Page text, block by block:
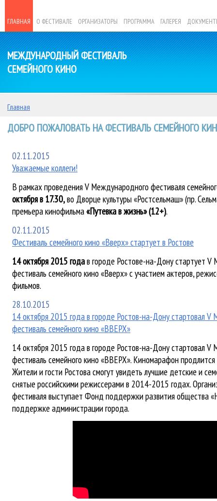
ГЛАВНАЯ О ФЕСТИВАЛЕ ОРГАНИЗАТОРЫ ПРОГРАММА ГАЛЕРЕЯ
МЕЖДУНАРОДНЫЙ ФЕСТИВАЛЬ
СЕМЕЙНОГО КИНО
Главная
ДОБРО ПОЖАЛОВАТЬ НА ФЕСТИВАЛЬ СЕМЕЙНОГО
02.11.2015
Уважаемые коллеги!
В рамках проведения V Международного фестиваля
октября в 17.30,во Дворце культуры «Ростсельмаш» (пр.
премьера кинофильма«Путевка в жизнь» (12+).
02.11.2015
Фестиваль семейного кино «Вверх» стартует в Ростове
14 октября 2015 годав городе Ростове-на-Дону стартует
фестиваль семейного кино «Вверх» с участием актеров,
фильмов.
28.10.2015
14 октября 2015 года в городе Ростов-на-Дону стартовал
фестиваль семейного кино «ВВЕРХ»
14 октября 2015 года в городе Ростов-на-Дону стартовал
фестиваль семейного кино «ВВЕРХ». Киномарафон
Жители и гости Ростова смогут увидеть лучшие детские и
снятые российскими режиссерами в 2014-2015 годах.
фестиваля выступает Фонд поддержки развития общества
поддержке администрации города.